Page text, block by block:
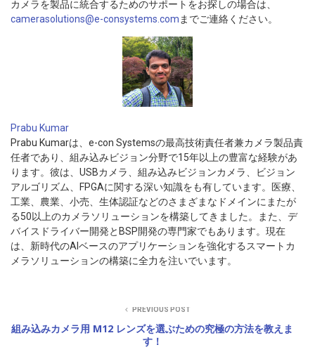
カメラを製品に統合するためのサポートをお探しの場合は、
camerasolutions@e-consystems.com までご連絡ください。
Prabu Kumar
Prabu Kumarは、e-con Systemsの最高技術責任者兼カメラ製品責
任者であり、組み込みビジョン分野で15年以上の豊富な経験があ
ります。彼は、USBカメラ、組み込みビジョンカメラ、ビジョン
アルゴリズム、FPGAに関する深い知識をも有しています。医療、
工業、農業、小売、生体認証などのさまざまなドメインにまたが
る50以上のカメラソリューションを構築してきました。また、デ
バイスドライバー開発とBSP開発の専門家でもあります。現在
は、新時代のAIベースのアプリケーションを強化するスマートカ
メラソリューションの構築に全力を注いでいます。
PREVIOUS POST
組み込みカメラ用 M12 レンズを選ぶための究極の方法を教えま
す！